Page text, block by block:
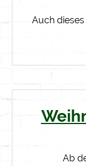
Auch
Ab